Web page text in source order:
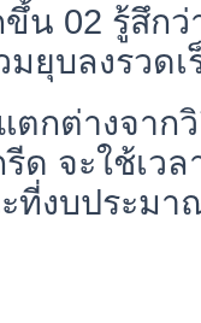
น 02 รู้สึก
ยุบลงรวดเ
ตกต่างจาก
ด จะใช้เว
ที่งบประมา